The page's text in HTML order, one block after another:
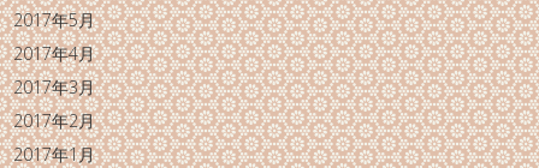
2017年5月
2017年4月
2017年3月
2017年2月
2017年1月